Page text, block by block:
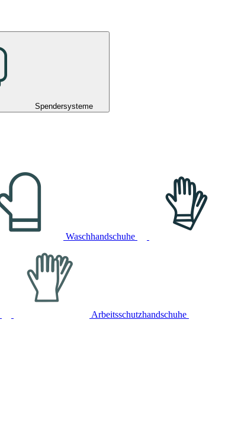
Spendersysteme
Waschhandschuhe
Arbeitsschutzhandschuhe